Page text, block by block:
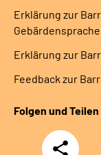
Erklärung zur
Gebärdensprache
Erklärung zur
Feedback zur
Folgen und Teilen
Teilen